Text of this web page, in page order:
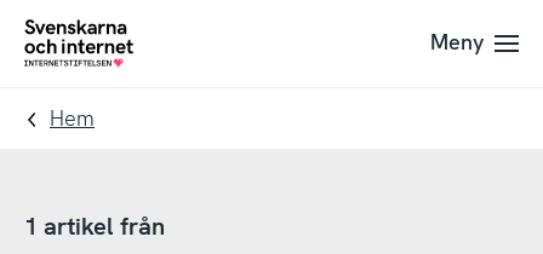
Till
navigation
Till
innehåll
To
Meny
Hem
1 artikel från